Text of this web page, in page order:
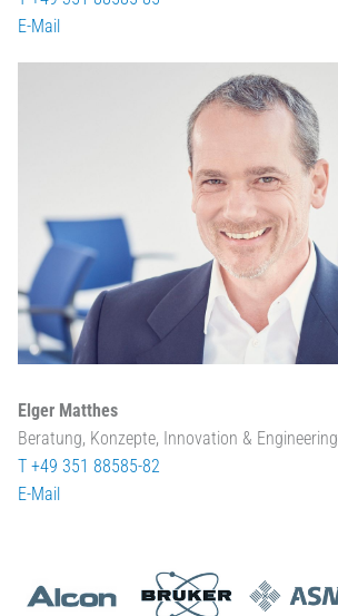
E-Mail
Elger Matthes
Beratung, Konzepte, Innovation & Engineering
T +49 351 88585-82
E-Mail